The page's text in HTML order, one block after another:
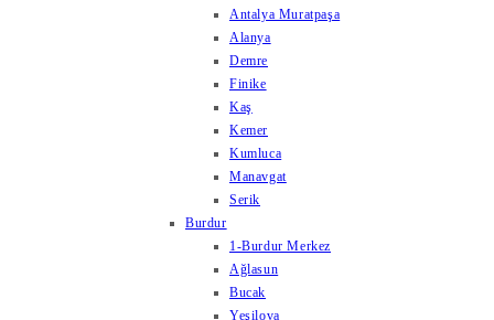
Antalya Muratpaşa
Alanya
Demre
Finike
Kaş
Kemer
Kumluca
Manavgat
Serik
Burdur
1-Burdur Merkez
Ağlasun
Bucak
Yeşilova